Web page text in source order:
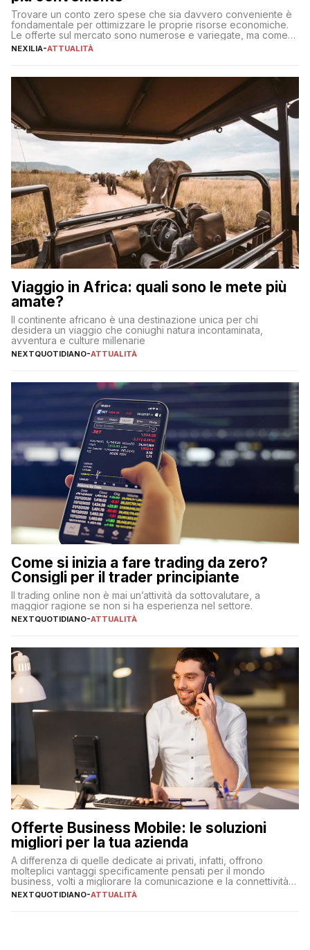
Trovare un conto zero spese che sia davvero conveniente è
fondamentale per ottimizzare le proprie risorse economiche.
Le offerte sul mercato sono numerose e variegate, ma come
individuare quella più adatta alle proprie esigenze senza
sul […]
NEXILIA-ATTUALITÀ
Viaggio in Africa: quali sono le mete più
amate?
Il continente africano è una destinazione unica per chi
desidera un viaggio che coniughi natura incontaminata,
avventura e culture millenarie
NEXTQUOTIDIANO-ATTUALITÀ
Come si inizia a fare trading da zero?
Consigli per il trader principiante
Il trading online non è mai un’attività da sottovalutare, a
maggior ragione se non si ha esperienza nel settore.
NEXTQUOTIDIANO-ATTUALITÀ
Offerte Business Mobile: le soluzioni
migliori per la tua azienda
A differenza di quelle dedicate ai privati, infatti, offrono
molteplici vantaggi specificamente pensati per il mondo
business, volti a migliorare la comunicazione e la connettività
degli utenti
NEXTQUOTIDIANO-ATTUALITÀ